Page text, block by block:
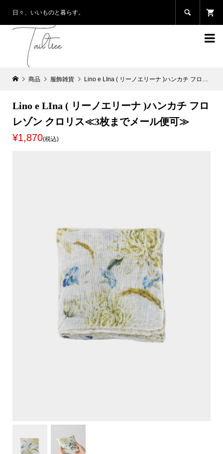
日々、いいものと暮らす。 

商品 服飾雑貨 Lino e LIna ( リーノエリーナ )ハンカチ フロレゾン クロリス≪3枚までメール便可≫
Lino e LIna ( リーノエリーナ )ハンカチ フロ
レゾン クロリス≪3枚までメール便可≫
¥1,870(税込)